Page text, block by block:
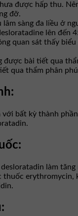
được hấp thu.
đỡ.
lâm sàng đa liều ở
lên đến
quan sát thấy
được bài tiết qua
qua thẩm phân
với bất kỳ thành
làm
thuốc erythromycin,